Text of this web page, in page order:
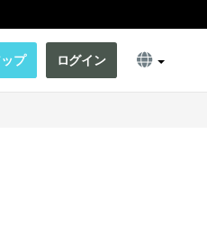
プ ログイン